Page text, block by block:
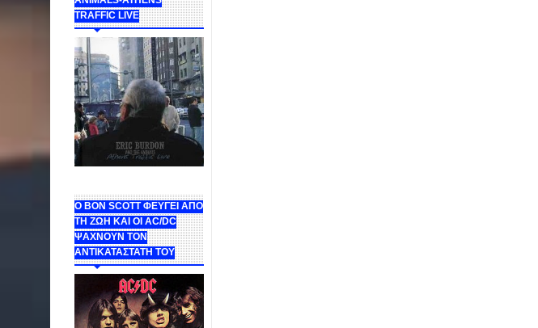
TRAFFIC LIVE
Ο BON SCOTT ΦΕΥΓΕΙ ΑΠΟ
ΤΗ ΖΩΗ ΚΑΙ ΟΙ AC/DC
ΨΑΧΝΟΥΝ ΤΟΝ
ΑΝΤΙΚΑΤΑΣΤΑΤΗ ΤΟΥ